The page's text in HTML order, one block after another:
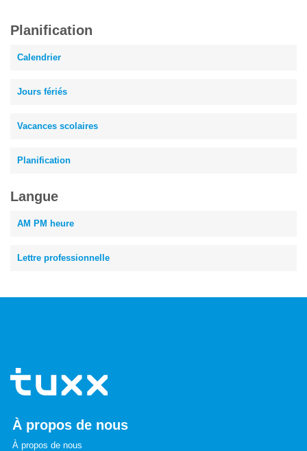
Planification
Calendrier
Jours fériés
Vacances scolaires
Planification
Langue
AM PM heure
Lettre professionnelle
À propos de nous
À propos de nous